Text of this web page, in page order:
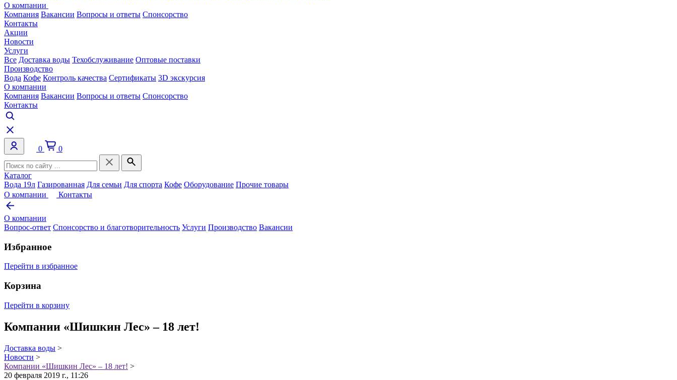
О компании
Компания Вакансии Вопросы и ответы Спонсорство
Контакты
Акции
Новости
Услуги
Все Доставка воды Техобслуживание Оптовые поставки
Производство
Вода Кофе Контроль качества Сертификаты 3D экскурсия
О компании
Компания Вакансии Вопросы и ответы Спонсорство
Контакты
0 0
Каталог
Вода 19л Газированная Для семьи Для спорта Кофе Оборудование Прочие товары
О компании
Контакты
О компании
Вопрос-ответ Спонсорство и благотворительность Услуги Производство Вакансии
Избранное
Перейти в избранное
Корзина
Перейти в корзину
Компании «Шишкин Лес» – 18 лет!
Доставка воды >
Новости >
Компании «Шишкин Лес» – 18 лет! >
20 февраля 2019 г., 11:26